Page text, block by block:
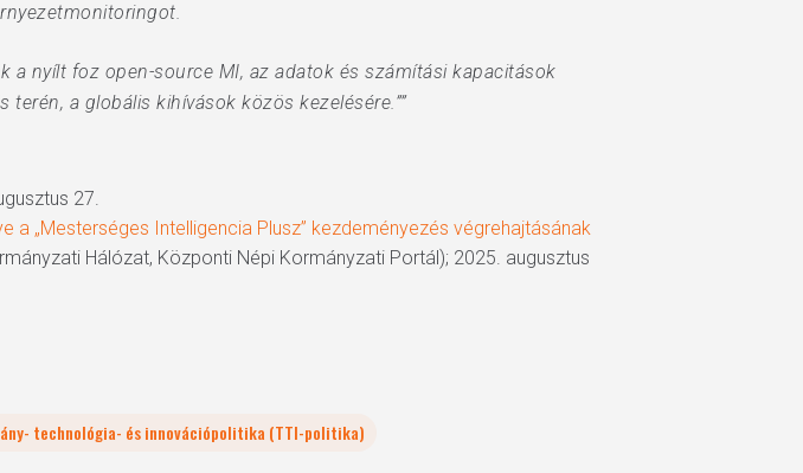
nyílt foz open-source MI, az adatok és számítási kapacitások
a globális kihívások közös kezelésére.””
27.
„Mesterséges Intelligencia Plusz” kezdeményezés végrehajtásának
Hálózat, Központi Népi Kormányzati Portál); 2025. augusztus
technológia- és innovációpolitika (TTI-politika)